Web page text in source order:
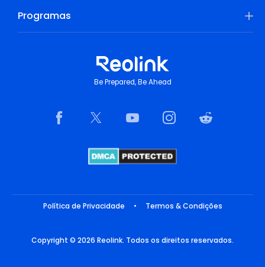
Programas
Be Prepared, Be Ahead
Política de Privacidade • Termos & Condições
Copyright © 2026 Reolink. Todos os direitos reservados.